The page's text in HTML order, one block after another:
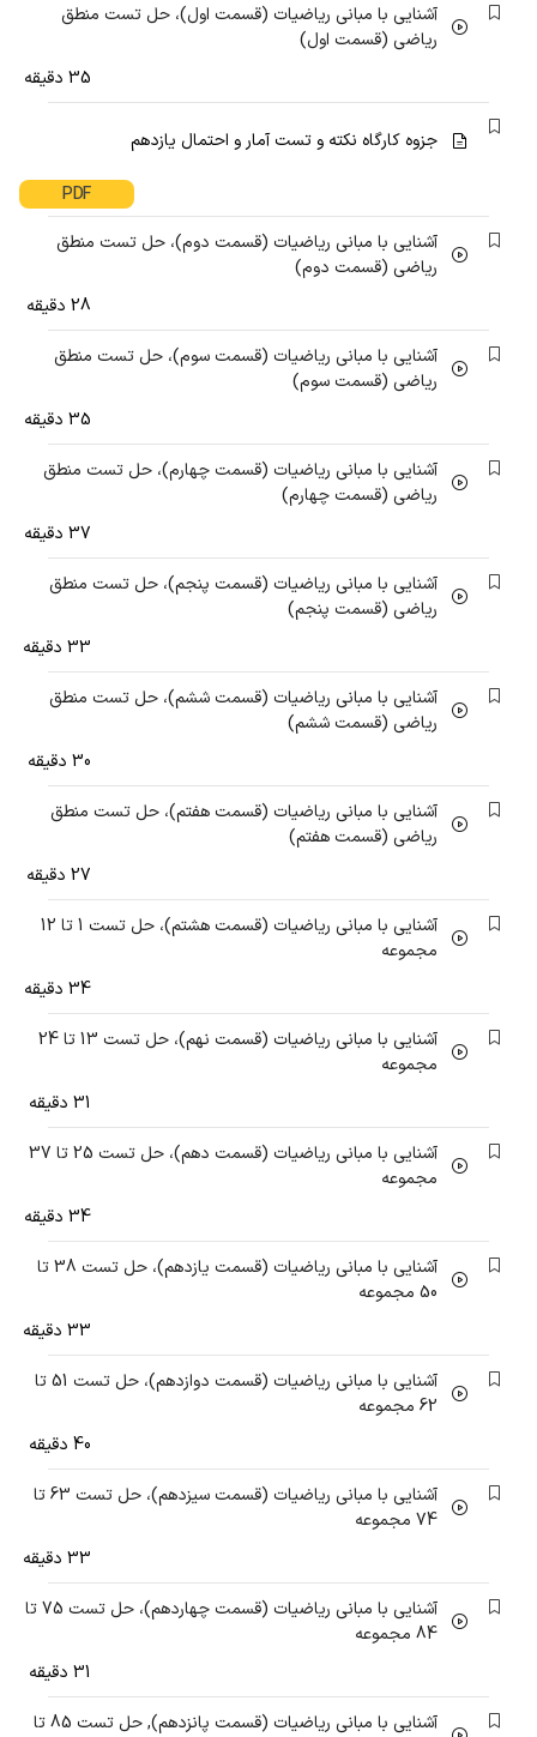
آشنایی با مبانی ریاضیات (قسمت اول)، حل تست منطق
ریاضی (قسمت اول)
35 دقیقه
جزوه کارگاه نکته و تست آمار و احتمال یازدهم
PDF
آشنایی با مبانی ریاضیات (قسمت دوم)، حل تست منطق
ریاضی (قسمت دوم)
28 دقیقه
آشنایی با مبانی ریاضیات (قسمت سوم)، حل تست منطق
ریاضی (قسمت سوم)
35 دقیقه
آشنایی با مبانی ریاضیات (قسمت چهارم)، حل تست منطق
ریاضی (قسمت چهارم)
37 دقیقه
آشنایی با مبانی ریاضیات (قسمت پنجم)، حل تست منطق
ریاضی (قسمت پنجم)
33 دقیقه
آشنایی با مبانی ریاضیات (قسمت ششم)، حل تست منطق
ریاضی (قسمت ششم)
30 دقیقه
آشنایی با مبانی ریاضیات (قسمت هفتم)، حل تست منطق
ریاضی (قسمت هفتم)
27 دقیقه
آشنایی با مبانی ریاضیات (قسمت هشتم)، حل تست 1 تا 12
مجموعه
34 دقیقه
آشنایی با مبانی ریاضیات (قسمت نهم)، حل تست 13 تا 24
مجموعه
31 دقیقه
آشنایی با مبانی ریاضیات (قسمت دهم)، حل تست 25 تا 37
مجموعه
34 دقیقه
آشنایی با مبانی ریاضیات (قسمت یازدهم)، حل تست 38 تا
50 مجموعه
33 دقیقه
آشنایی با مبانی ریاضیات (قسمت دوازدهم)، حل تست 51 تا
62 مجموعه
40 دقیقه
آشنایی با مبانی ریاضیات (قسمت سیزدهم)، حل تست 63 تا
74 مجموعه
33 دقیقه
آشنایی با مبانی ریاضیات (قسمت چهاردهم)، حل تست 75 تا
84 مجموعه
31 دقیقه
آشنایی با مبانی ریاضیات (قسمت پانزدهم), حل تست 85 تا